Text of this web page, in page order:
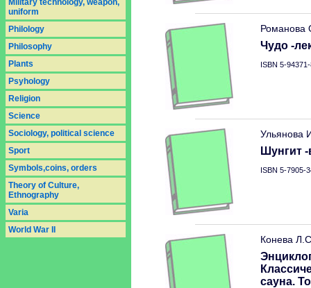
Military technology, weapon,
uniform
Philology
Philosophy
Plants
Psyhology
Religion
Science
Sociology, political science
Sport
Symbols,coins, orders
Theory of Culture,
Ethnography
Varia
World War II
Романова
Чудо -
ISBN 5-
Ульянова
Шунгит
ISBN 5-7905-
Конева Л.С
сауна.